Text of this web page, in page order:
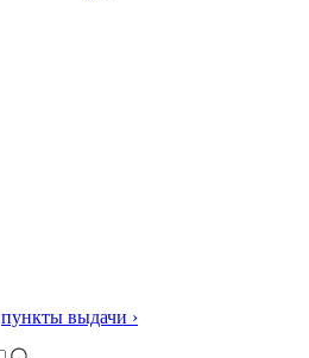
пункты выдачи ›